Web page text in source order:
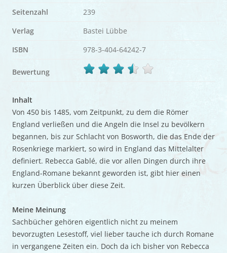
Seitenzahl
239
Verlag
Bastei Lübbe
ISBN
978-3-404-64242-7
Bewertung
Inhalt
Von 450 bis 1485, vom Zeitpunkt, zu dem die Römer
England verließen und die Angeln die Insel zu bevölkern
begannen, bis zur Schlacht von Bosworth, die das Ende der
Rosenkriege markiert, so wird in England das Mittelalter
definiert. Rebecca Gablé, die vor allen Dingen durch ihre
England-Romane bekannt geworden ist, gibt hier einen
kurzen Überblick über diese Zeit.
Meine Meinung
Sachbücher gehören eigentlich nicht zu meinem
bevorzugten Lesestoff, viel lieber tauche ich durch Romane
in vergangene Zeiten ein. Doch da ich bisher von Rebecca